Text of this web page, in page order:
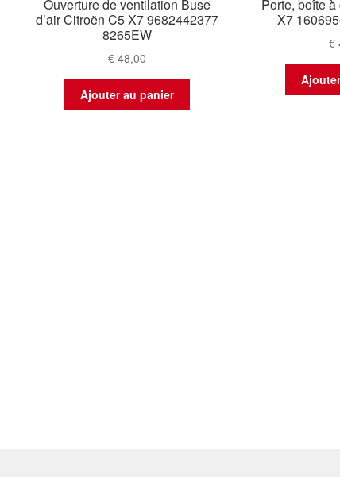
Ouverture de ventilation Buse
d’air Citroën C5 X7 9682442377
8265EW
€ 48,00
Ajouter au panier
Porte, boîte
X7
€